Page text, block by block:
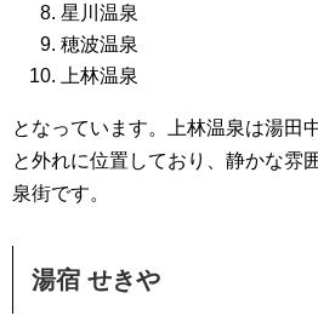
星川温泉
穂波温泉
上林温泉
となっています。上林温泉は湯田
と外れに位置しており、静かな雰
泉街です。
湯宿 せきや